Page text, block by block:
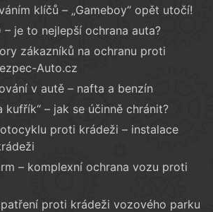
klíčů – „Gameboy“ opět utočí!
– je to nejlepší ochrana auta?
zákazníků na ochranu proti
Auto.cz
v autě – nafta a benzín
kufřík“ – jak se účinně chránit?
proti krádeži – instalace
– komplexní ochrana vozu proti
proti krádeži vozového parku